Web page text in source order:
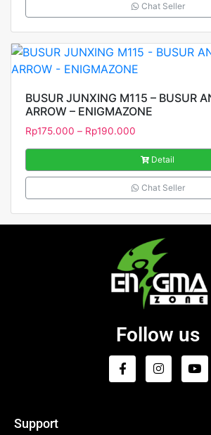
Chat Seller
BUSUR JUNXING M115 – BUSUR
ARROW – ENIGMAZONE
Rp175.000 – Rp190.000
Detail
Chat Seller
Follow us
Support